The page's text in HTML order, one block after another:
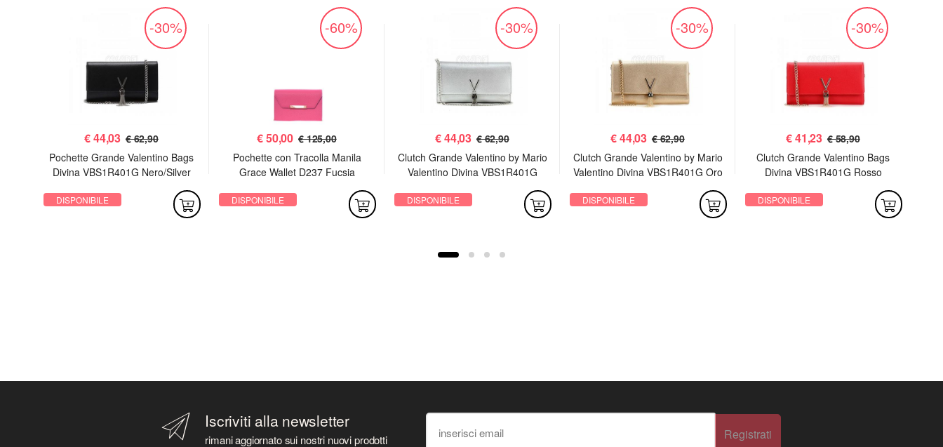
-30%
€44,03 € 62,90
Pochette Grande Valentino Bags
Divina VBS1R401G Nero/Silver
DISPONIBILE
-60%
€50,00 € 125,00
Pochette con Tracolla Manila
Grace Wallet D237 Fucsia
DISPONIBILE
-30%
€44,03 € 62,90
Clutch Grande Valentino by Mario
Valentino Divina VBS1R401G
DISPONIBILE
-30%
€44,03 € 62,90
Clutch Grande Valentino by Mario
Valentino Divina VBS1R401G Oro
DISPONIBILE
-30%
€41,23 € 58,90
Clutch Grande Valentino Bags
Divina VBS1R401G Rosso
DISPONIBILE
Iscriviti alla newsletter
rimani aggiornato sui nostri nuovi prodotti Registrati